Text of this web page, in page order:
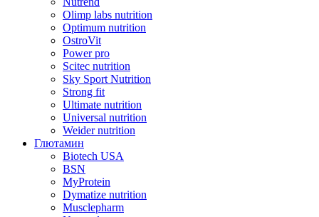
Olimp labs nutrition
Optimum nutrition
OstroVit
Power pro
Scitec nutrition
Sky Sport Nutrition
Strong fit
Ultimate nutrition
Universal nutrition
Weider nutrition
Глютамин
Biotech USA
BSN
MyProtein
Dymatize nutrition
Musclepharm